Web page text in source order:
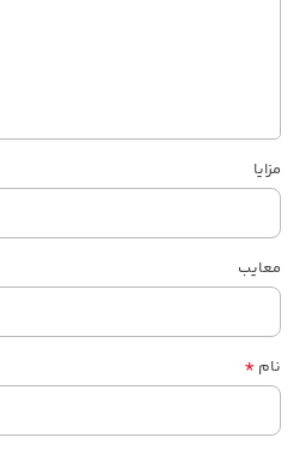
مزایا
معایب
نام *